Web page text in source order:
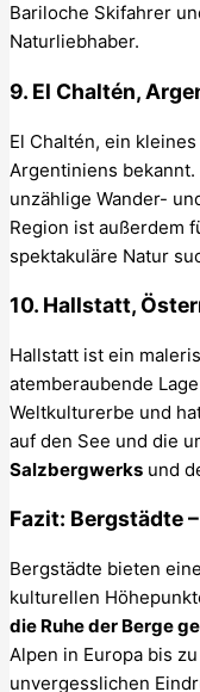
Bariloche Skifahrer
Naturliebhaber.
9. El Chaltén,
El Chaltén, ein
Argentiniens
unzählige Wander-
Region ist außerdem
spektakuläre Natur
10. Hallstatt,
Hallstatt ist ein
atemberaubende
Weltkulturerbe und
auf den See und die
Salzbergwerks und
Fazit: Bergstädte
Bergstädte bieten
kulturellen
die Ruhe der Berge
Alpen in Europa bis
unvergesslichen